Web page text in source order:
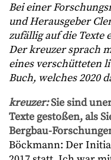
Bei einer
und Herausgeber
zufällig auf die Texte
Der kreuzer sprach
eines verschütteten
Buch, welches 2020
kreuzer:Sie sind
Texte gestoßen, als
Bergbau-
Böckmann: Der